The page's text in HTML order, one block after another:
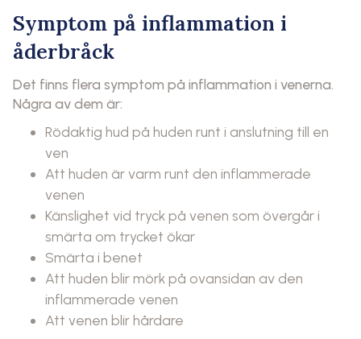
Symptom på inflammation i
åderbråck
Det finns flera symptom på inflammation i venerna.
Några av dem är:
Rödaktig hud på huden runt i anslutning till en
ven
Att huden är varm runt den inflammerade
venen
Känslighet vid tryck på venen som övergår i
smärta om trycket ökar
Smärta i benet
Att huden blir mörk på ovansidan av den
inflammerade venen
Att venen blir hårdare